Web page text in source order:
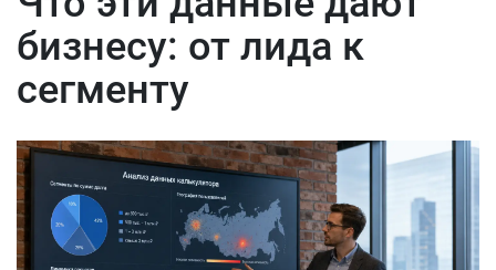
бизнесу: от лида к
сегменту